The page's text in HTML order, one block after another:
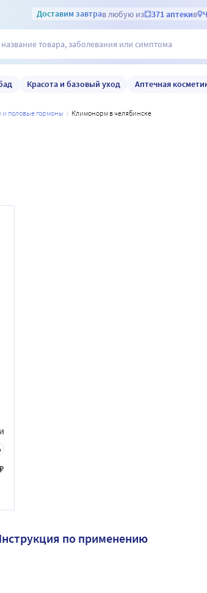
Доставим завтрав любую из 371 аптекив
Красота и базовый уход Аптечная
и половые гормоны климонорм в челябинске
₽
по применению